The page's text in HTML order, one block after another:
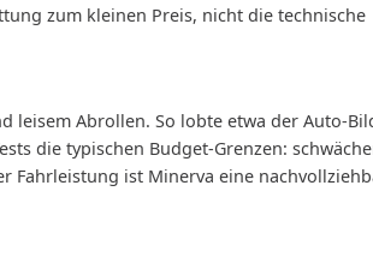
zum kleinen Preis, nicht die technische
Abrollen. So lobte etwa der Auto-
die typischen Budget-Grenzen:
Fahrleistung ist Minerva eine